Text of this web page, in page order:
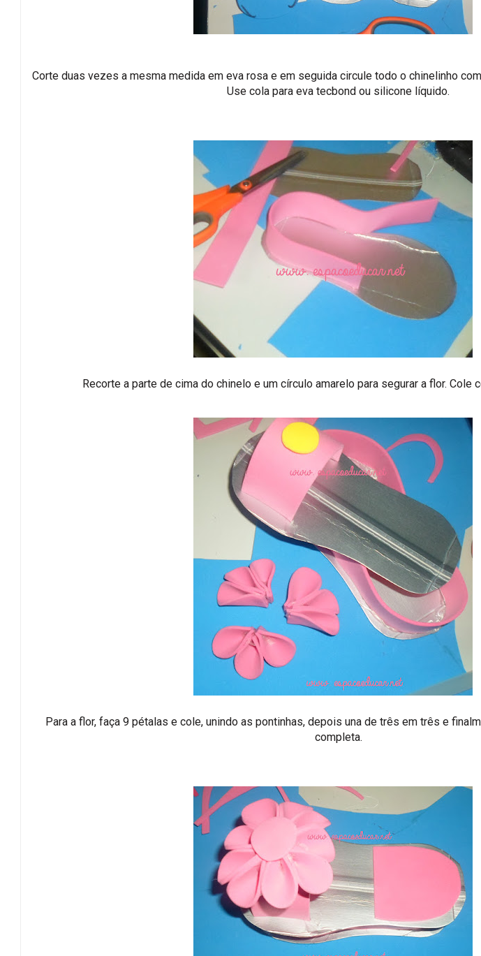
Corte duas vezes a mesma medida em eva rosa e em seguida circule todo o chinelinho
Use cola para eva tecbond ou silicone líquido.
Recorte a parte de cima do chinelo e um círculo amarelo para segurar a flor. Cole
Para a flor, faça 9 pétalas e cole, unindo as pontinhas, depois una de três em três e
completa.